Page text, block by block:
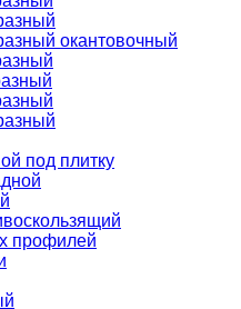
окантовочный
под плитку
профилей